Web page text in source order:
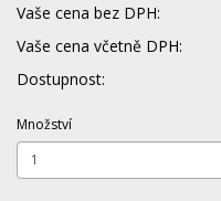
Vaše cena bez DPH:
Vaše cena včetně DPH:
Dostupnost:
Množství